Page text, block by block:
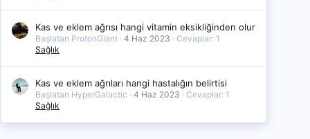
Kas ve eklem ağrısı hangi vitamin eksikliğinden olur
Başlatan ProtonGiant 4 Haz 2023
Cevaplar: 1
Sağlık
Kas ve eklem ağrıları hangi hastalığın belirtisi
Başlatan HyperGalactic 4 Haz 2023
Cevaplar: 1
Sağlık